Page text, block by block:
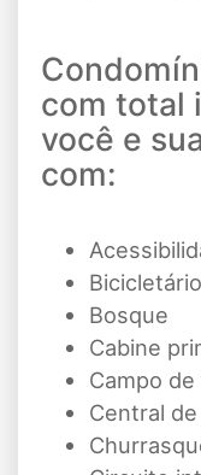
com total
você e
com:
Bicicletário
Bosque
Cabine
Campo
Central